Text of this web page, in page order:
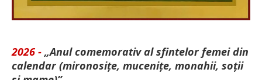
2026 - „Anul comemorativ al sfintelor femei din
calendar (mironosițe, mu­cenițe, monahii, soții